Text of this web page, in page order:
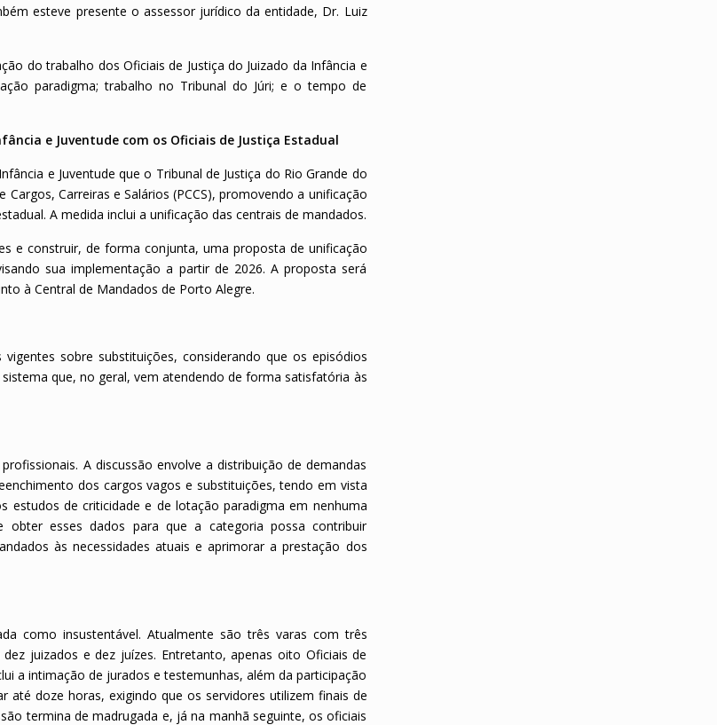
esteve presente o assessor jurídico da entidade, Dr. Luiz
do trabalho dos Oficiais de Justiça do Juizado da Infância e
paradigma; trabalho no Tribunal do Júri; e o tempo de
e Juventude com os Oficiais de Justiça Estadual
e Juventude que o Tribunal de Justiça do Rio Grande do
Carreiras e Salários (PCCS), promovendo a unificação
A medida inclui a unificação das centrais de mandados.
e construir, de forma conjunta, uma proposta de unificação
sua implementação a partir de 2026. A proposta será
à Central de Mandados de Porto Alegre.
sobre substituições, considerando que os episódios
que, no geral, vem atendendo de forma satisfatória às
A discussão envolve a distribuição de demandas
dos cargos vagos e substituições, tendo em vista
estudos de criticidade e de lotação paradigma em nenhuma
esses dados para que a categoria possa contribuir
às necessidades atuais e aprimorar a prestação dos
como insustentável. Atualmente são três varas com três
juizados e dez juízes. Entretanto, apenas oito Oficiais de
a intimação de jurados e testemunhas, além da participação
até doze horas, exigindo que os servidores utilizem finais de
termina de madrugada e, já na manhã seguinte, os oficiais